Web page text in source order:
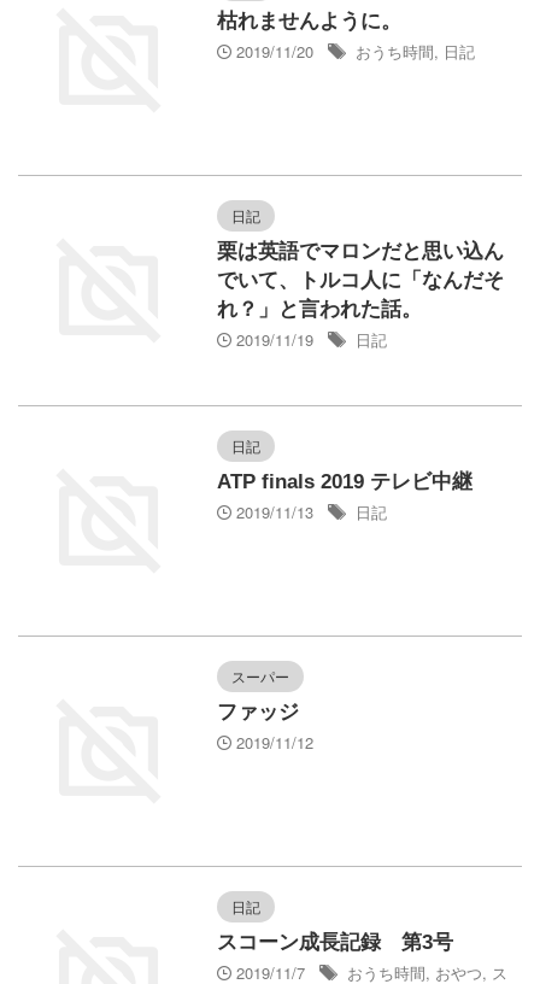
枯れませんように。
2019/11/20
おうち時間, 日記
日記
栗は英語でマロンだと思い込ん
でいて、トルコ人に「なんだそ
れ？」と言われた話。
2019/11/19
日記
日記
ATP finals 2019 テレビ中継
2019/11/13
日記
スーパー
ファッジ
2019/11/12
日記
スコーン成長記録 第3号
2019/11/7
おうち時間, おやつ, ス